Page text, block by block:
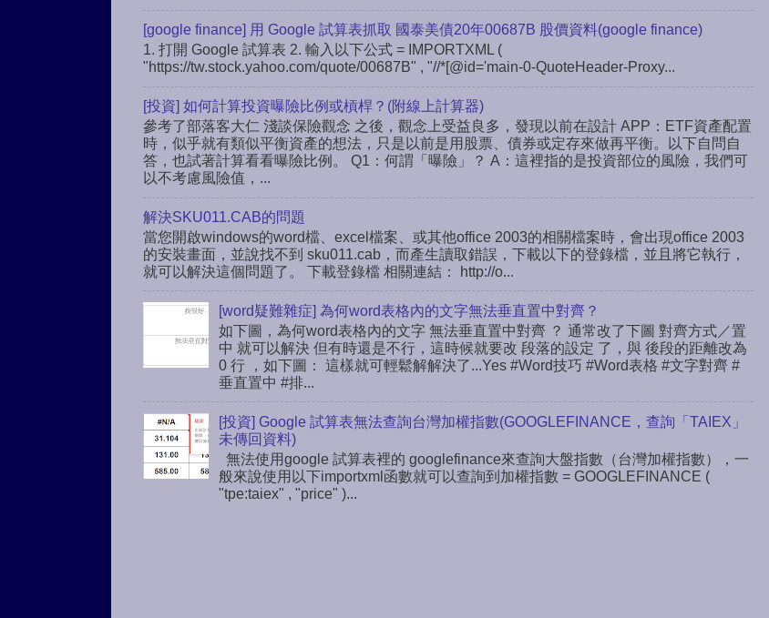
[google finance] 用 Google 試算表抓取 國泰美債20年00687B 股價資料(google finance)
1. 打開 Google 試算表 2. 輸入以下公式 = IMPORTXML (
"https://tw.stock.yahoo.com/quote/00687B" , "//*[@id='main-0-QuoteHeader-Proxy...
[投資] 如何計算投資曝險比例或槓桿？(附線上計算器)
參考了部落客大仁 淺談保險觀念 之後，觀念上受益良多，發現以前在設計 APP：ETF資產配置
時，似乎就有類似平衡資產的想法，只是以前是用股票、債券或定存來做再平衡。以下自問自
答，也試著計算看看曝險比例。 Q1：何謂「曝險」？ A：這裡指的是投資部位的風險，我們可
以不考慮風險值，...
解決SKU011.CAB的問題
當您開啟windows的word檔、excel檔案、或其他office 2003的相關檔案時，會出現office 2003
的安裝畫面，並說找不到 sku011.cab，而產生讀取錯誤，下載以下的登錄檔，並且將它執行，
就可以解決這個問題了。 下載登錄檔 相關連結： http://o...
[word疑難雜症] 為何word表格內的文字無法垂直置中對齊？
如下圖，為何word表格內的文字 無法垂直置中對齊 ？ 通常改了下圖 對齊方式／置
中 就可以解決 但有時還是不行，這時候就要改 段落的設定 了，與 後段的距離改為
0 行 ，如下圖： 這樣就可輕鬆解解決了...Yes #Word技巧 #Word表格 #文字對齊 #
垂直置中 #排...
[投資] Google 試算表無法查詢台灣加權指數(GOOGLEFINANCE，查詢「TAIEX」
未傳回資料)
無法使用google 試算表裡的 googlefinance來查詢大盤指數（台灣加權指數），一
般來說使用以下importxml函數就可以查詢到加權指數 = GOOGLEFINANCE (
"tpe:taiex" , "price" )...